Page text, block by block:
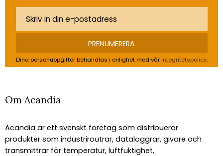
PRENUMERERA
Dina personuppgifter behandlas i enlighet med vår integritetspolicy.
Om Acandia
Acandia är ett svenskt företag som distribuerar
produkter som industriroutrar, dataloggrar, givare och
transmittrar för temperatur, luftfuktighet,